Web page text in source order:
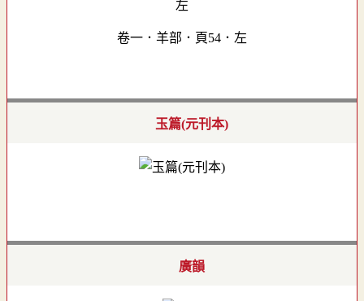
卷一．羊部．頁54．左
玉篇(元刊本)
廣韻